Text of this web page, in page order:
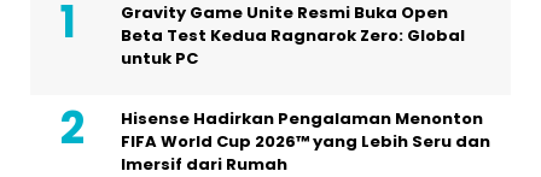
Gravity Game Unite Resmi Buka Open
Beta Test Kedua Ragnarok Zero: Global
untuk PC
Hisense Hadirkan Pengalaman Menonton
FIFA World Cup 2026™ yang Lebih Seru dan
Imersif dari Rumah